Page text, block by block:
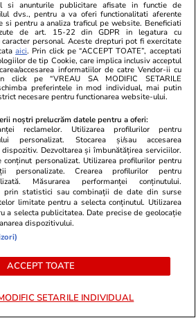
RUSIA. Europa
dronelor
StirileKanalD.ro
Femeie
făcea plajă:
si anunturile publicitare afisate in functie de
dvs., pentru a va oferi functionalitati aferente
si pentru a analiza traficul pe website. Beneficiati
de art. 15-22 din GDPR in legatura cu
personal. Aceste drepturi pot fi exercitate
aici. Prin click pe “ACCEPT TOATE”, acceptati
de tip Cookie, care implica inclusiv acceptul
accesarea informatiilor de catre Vendor-ii cu
click pe “VREAU SA MODIFIC SETARILE
preferintele in mod individual, mai putin
necesare pentru functionarea website-ului.
noștri prelucrăm datele pentru a oferi:
reclamelor. Utilizarea profilurilor pentru
personalizat. Stocarea și/sau accesarea
Dezvoltarea și îmbunătățirea serviciilor.
conținut personalizat. Utilizarea profilurilor pentru
personalizate. Crearea profilurilor pentru
Măsurarea performanței conținutului.
prin statistici sau combinații de date din surse
limitate pentru a selecta conținutul. Utilizarea
a selecta publicitatea. Date precise de geolocație
dispozitivului.
ACCEPT TOATE
SETARILE INDIVIDUAL